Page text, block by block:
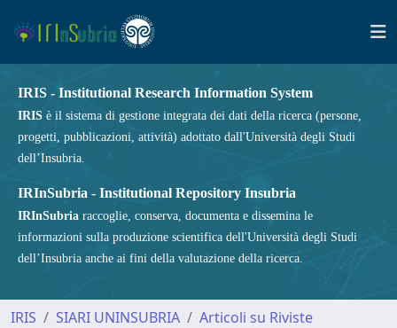
IRIS - Institutional Research Information System
IRIS è il sistema di gestione integrata dei dati della ricerca (persone,
progetti, pubblicazioni, attività) adottato dall'Università degli Studi
dell’Insubria.
IRInSubria - Institutional Repository Insubria
IRInSubria raccoglie, conserva, documenta e dissemina le
informazioni sulla produzione scientifica dell'Università degli Studi
dell’Insubria anche ai fini della valutazione della ricerca.
IRIS SIARI UNINSUBRIA
Articoli su Riviste